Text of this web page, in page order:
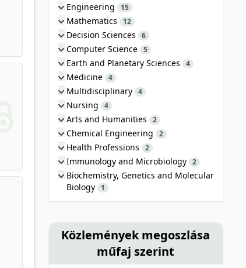
Engineering 15
Mathematics 12
Decision Sciences 6
Computer Science 5
Earth and Planetary Sciences 4
Medicine 4
Multidisciplinary 4
Nursing 4
Arts and Humanities 2
Chemical Engineering 2
Health Professions 2
Immunology and Microbiology 2
Biochemistry, Genetics and Molecular
Biology
1
Közlemények megoszlása
műfaj szerint